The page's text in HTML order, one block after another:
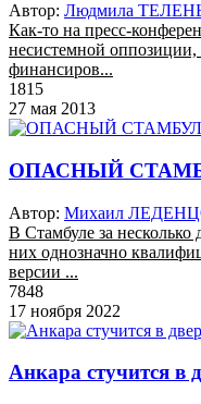
Автор: Людмила
Как-то на пресс-
несистемной оппозиции,
финансиров...
1815
27 мая 2013
ОПАСНЫЙ
Автор: Михаил
В Стамбуле за
них однозначно
версии ...
7848
17 ноября 2022
Анкара стучится в